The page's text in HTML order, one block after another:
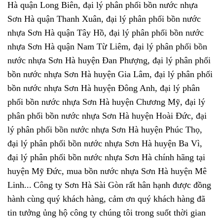
Hà quận Long Biên, đại lý phân phối bồn nước nhựa
Sơn Hà quận Thanh Xuân, đại lý phân phối bồn nước
nhựa Sơn Hà quận Tây Hồ, đại lý phân phối bồn nước
nhựa Sơn Hà quận Nam Từ Liêm, đại lý phân phối bồn
nước nhựa Sơn Hà huyện Đan Phượng, đại lý phân phối
bồn nước nhựa Sơn Hà huyện Gia Lâm, đại lý phân phối
bồn nước nhựa Sơn Hà huyện Đông Anh, đại lý phân
phối bồn nước nhựa Sơn Hà huyện Chương Mỹ, đại lý
phân phối bồn nước nhựa Sơn Hà huyện Hoài Đức, đại
lý phân phối bồn nước nhựa Sơn Hà huyện Phúc Thọ,
đại lý phân phối bồn nước nhựa Sơn Hà huyện Ba Vì,
đại lý phân phối bồn nước nhựa Sơn Hà chính hãng tại
huyện Mỹ Đức, mua bồn nước nhựa Sơn Hà huyện Mê
Linh... Công ty Sơn Hà Sài Gòn rất hân hạnh được đồng
hành cùng quý khách hàng, cảm ơn quý khách hàng đã
tin tưởng ủng hộ công ty chúng tôi trong suốt thời gian